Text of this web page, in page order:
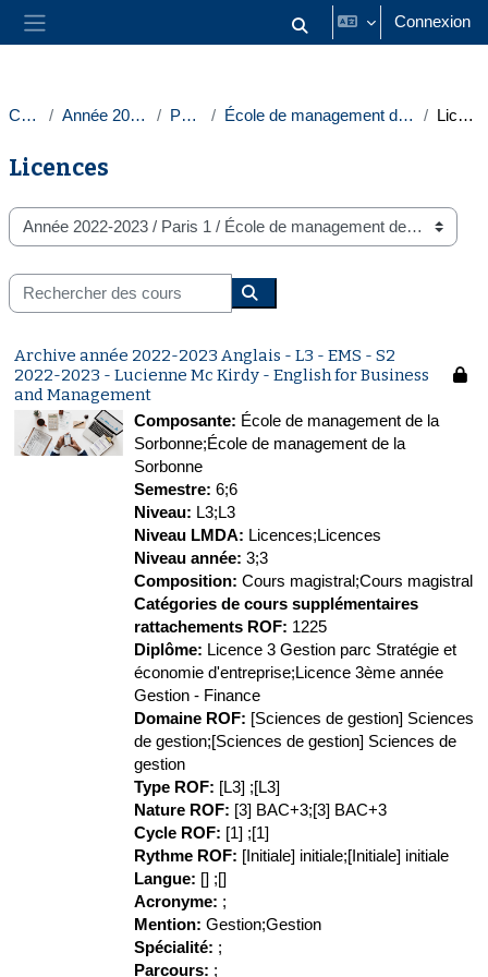
Panneau latéral Activer/désactiver la saisie
Connexion
Cours Année 2022-2023 Paris 1 École de management de la Sorbonne Licences
Licences
Catégories de cours
Rechercher des cours
Archive année 2022-2023 Anglais - L3 - EMS - S2
2022-2023 - Lucienne Mc Kirdy - English for Business
and Management
Composante: École de management de la
Sorbonne;École de management de la
Sorbonne
Semestre: 6;6
Niveau: L3;L3
Niveau LMDA: Licences;Licences
Niveau année: 3;3
Composition: Cours magistral;Cours magistral
Catégories de cours supplémentaires
rattachements ROF: 1225
Diplôme: Licence 3 Gestion parc Stratégie et
économie d'entreprise;Licence 3ème année
Gestion - Finance
Domaine ROF: [Sciences de gestion] Sciences
de gestion;[Sciences de gestion] Sciences de
gestion
Type ROF: [L3] ;[L3]
Nature ROF: [3] BAC+3;[3] BAC+3
Cycle ROF: [1] ;[1]
Rythme ROF: [Initiale] initiale;[Initiale] initiale
Langue: [] ;[]
Acronyme: ;
Mention: Gestion;Gestion
Spécialité: ;
Parcours: ;